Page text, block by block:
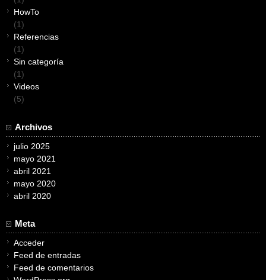
HowTo
(1)
Referencias
(1)
Sin categoría
(1)
Videos
(5)
Archivos
julio 2025
mayo 2021
abril 2021
mayo 2020
abril 2020
Meta
Acceder
Feed de entradas
Feed de comentarios